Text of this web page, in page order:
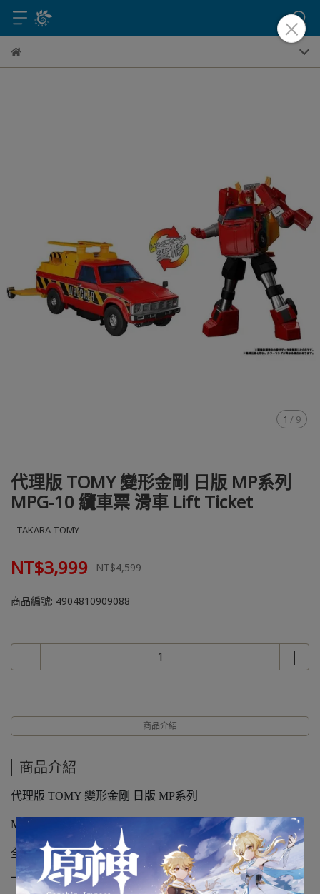
1 / 9
代理版 TOMY 變形金剛 日版 MP系列
MPG-10 纜車票 滑車 Lift Ticket
TAKARA TOMY
NT$3,999 NT$4,599
商品編號: 4904810909088
商品介紹
商品介紹
代理版 TOMY 變形金剛 日版 MP系列
MPG-10 纜車票 滑車 Lift Ticket
全新未拆封
下標前請先詢問